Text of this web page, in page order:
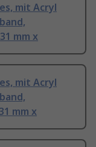
mit Acryl
mm x
mit Acryl
mm x